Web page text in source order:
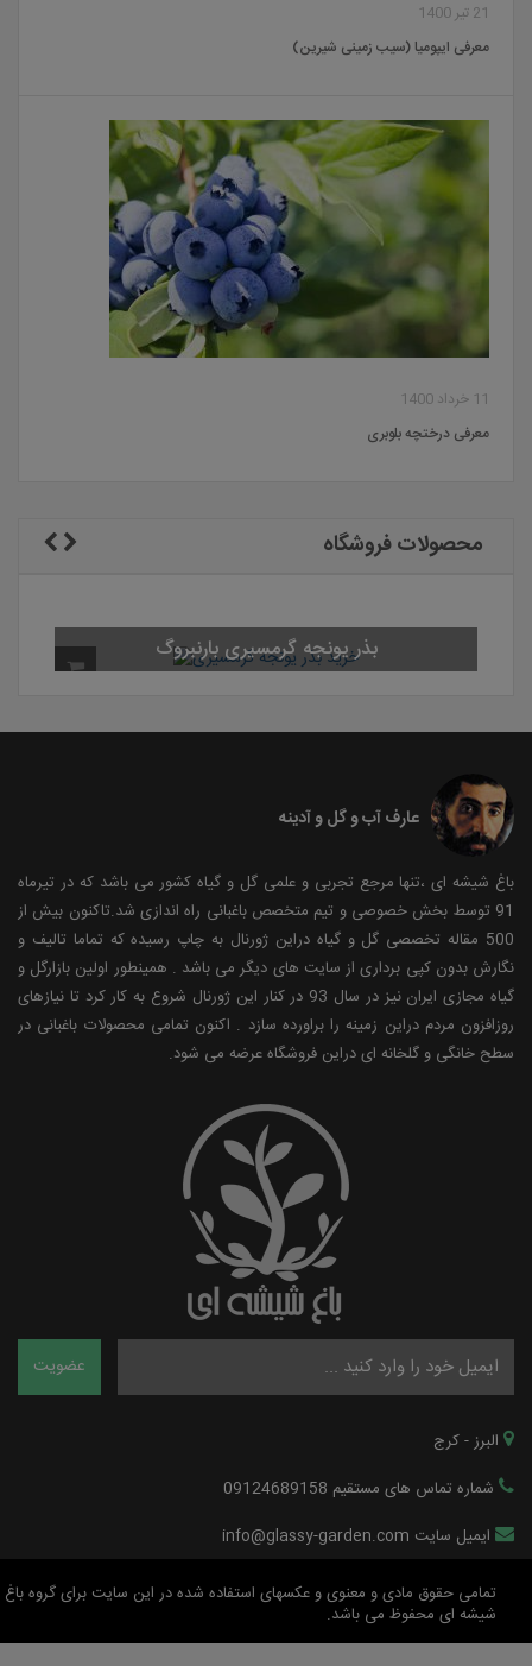
21 تیر 1400
معرفی ایپومیا (سیب زمینی شیرین)
11 خرداد 1400
معرفی درختچه بلوبری
محصولات فروشگاه
عارف آب و گل و آدینه
باغ شیشه ای ،تنها مرجع تجربی و علمی گل و گیاه کشور می باشد که در تیرماه
91 توسط بخش خصوصی و تیم متخصص باغبانی راه اندازی شد.تاکنون بیش از
500 مقاله تخصصی گل و گیاه دراین ژورنال به چاپ رسیده که تماما تالیف و
نگارش بدون کپی برداری از سایت های دیگر می باشد . همینطور اولین بازارگل و
گیاه مجازی ایران نیز در سال 93 در کنار این ژورنال شروع به کار کرد تا نیازهای
روزافزون مردم دراین زمینه را براورده سازد . اکنون تمامی محصولات باغبانی در
سطح خانگی و گلخانه ای دراین فروشگاه عرضه می شود.
البرز - کرج
شماره تماس های مستقیم 09124689158
ایمیل سایت info@glassy-garden.com
تمامی حقوق مادی و معنوی و عکسهای استفاده شده در این سایت برای گروه باغ
شیشه ای محفوظ می باشد.